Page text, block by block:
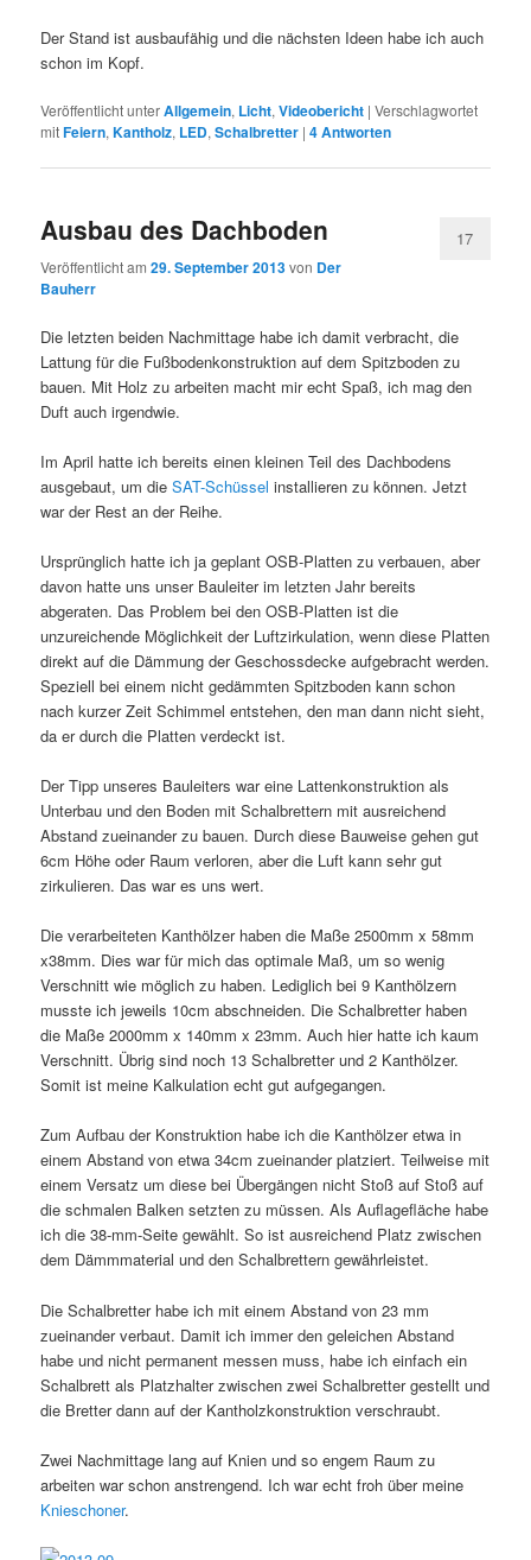
Der Stand ist ausbaufähig und die nächsten Ideen habe ich auch
schon im Kopf.
Veröffentlicht unterAllgemein, Licht,Videobericht |Verschlagwortet
mitFeiern,Kantholz, LED,Schalbretter |4Antworten
Ausbau des Dachboden
Veröffentlicht am29. September 2013von Der
Bauherr
17
Die letzten beiden Nachmittage habe ich damit verbracht, die
Lattung für die Fußbodenkonstruktion auf dem Spitzboden zu
bauen. Mit Holz zu arbeiten macht mir echt Spaß, ich mag den
Duft auch irgendwie.
Im April hatte ich bereits einen kleinen Teil des Dachbodens
ausgebaut, um dieSAT-Schüssel installieren zu können. Jetzt
war der Rest an der Reihe.
Ursprünglich hatte ich ja geplant OSB-Platten zu verbauen, aber
davon hatte uns unser Bauleiter im letzten Jahr bereits
abgeraten. Das Problem bei den OSB-Platten ist die
unzureichende Möglichkeit der Luftzirkulation, wenn diese Platten
direkt auf die Dämmung der Geschossdecke aufgebracht werden.
Speziell bei einem nicht gedämmten Spitzboden kann schon
nach kurzer Zeit Schimmel entstehen, den man dann nicht sieht,
da er durch die Platten verdeckt ist.
Der Tipp unseres Bauleiters war eine Lattenkonstruktion als
Unterbau und den Boden mit Schalbrettern mit ausreichend
Abstand zueinander zu bauen. Durch diese Bauweise gehen gut
6cm Höhe oder Raum verloren, aber die Luft kann sehr gut
zirkulieren. Das war es uns wert.
Die verarbeiteten Kanthölzer haben die Maße 2500mm x 58mm
x38mm. Dies war für mich das optimale Maß, um so wenig
Verschnitt wie möglich zu haben. Lediglich bei 9 Kanthölzern
musste ich jeweils 10cm abschneiden. Die Schalbretter haben
die Maße 2000mm x 140mm x 23mm. Auch hier hatte ich kaum
Verschnitt. Übrig sind noch 13 Schalbretter und 2 Kanthölzer.
Somit ist meine Kalkulation echt gut aufgegangen.
Zum Aufbau der Konstruktion habe ich die Kanthölzer etwa in
einem Abstand von etwa 34cm zueinander platziert. Teilweise mit
einem Versatz um diese bei Übergängen nicht Stoß auf Stoß auf
die schmalen Balken setzten zu müssen. Als Auflagefläche habe
ich die 38-mm-Seite gewählt. So ist ausreichend Platz zwischen
dem Dämmmaterial und den Schalbrettern gewährleistet.
Die Schalbretter habe ich mit einem Abstand von 23 mm
zueinander verbaut. Damit ich immer den geleichen Abstand
habe und nicht permanent messen muss, habe ich einfach ein
Schalbrett als Platzhalter zwischen zwei Schalbretter gestellt und
die Bretter dann auf der Kantholzkonstruktion verschraubt.
Zwei Nachmittage lang auf Knien und so engem Raum zu
arbeiten war schon anstrengend. Ich war echt froh über meine
Knieschoner.